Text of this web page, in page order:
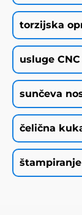
torzijska
usluge CNC
sunčeva
čelična
štampiranje